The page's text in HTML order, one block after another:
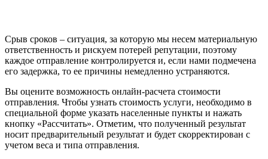
Срыв сроков – ситуация, за которую мы несем материальную
ответственность и рискуем потерей репутации, поэтому
каждое отправление контролируется и, если нами подмечена
его задержка, то ее причины немедленно устраняются.
Вы оцените возможность онлайн-расчета стоимости
отправления. Чтобы узнать стоимость услуги, необходимо в
специальной форме указать населенные пункты и нажать
кнопку «Рассчитать». Отметим, что полученный результат
носит предварительный результат и будет скорректирован с
учетом веса и типа отправления.